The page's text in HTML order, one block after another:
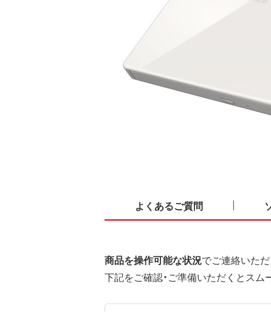
よくあるご質問
商品を操作可能な状況でご連絡いた
下記をご確認・ご準備いただくとスム